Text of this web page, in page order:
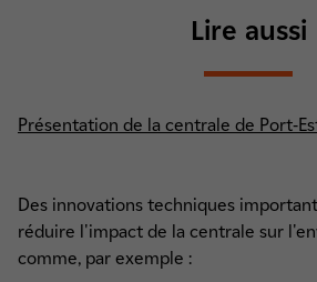
Lire aussi
Présentation de la centrale de Port-
Des innovations techniques
réduire l'impact de la centrale sur
comme, par exemple :